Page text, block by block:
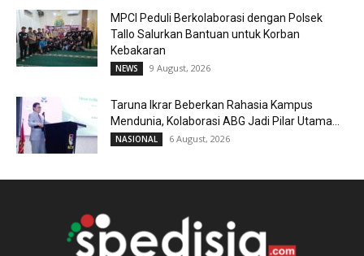
MPCI Peduli Berkolaborasi dengan Polsek
Tallo Salurkan Bantuan untuk Korban
Kebakaran
NEWS 9 August, 2026
Taruna Ikrar Beberkan Rahasia Kampus
Mendunia, Kolaborasi ABG Jadi Pilar Utama...
NASIONAL 6 August, 2026